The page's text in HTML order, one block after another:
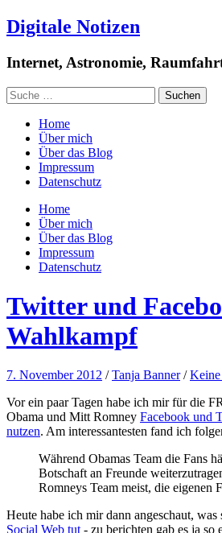
Digitale Notizen
Internet, Astronomie,
Home
Über mich
Über das Blog
Impressum
Datenschutz
Home
Über mich
Über das Blog
Impressum
Datenschutz
Twitter und
Wahlkampf
7. November 2012 /Tanja Banner /
Vor ein paar Tagen habe ich mir für die
Obama und Mitt Romney Facebook und
nutzen. Am interessantesten fand ich
Während Obamas Team die Fans
Botschaft an Freunde
Romneys Team meist, die eigenen
Heute habe ich mir dann angeschaut, was
Social Web tut- zu berichten gab es ja so